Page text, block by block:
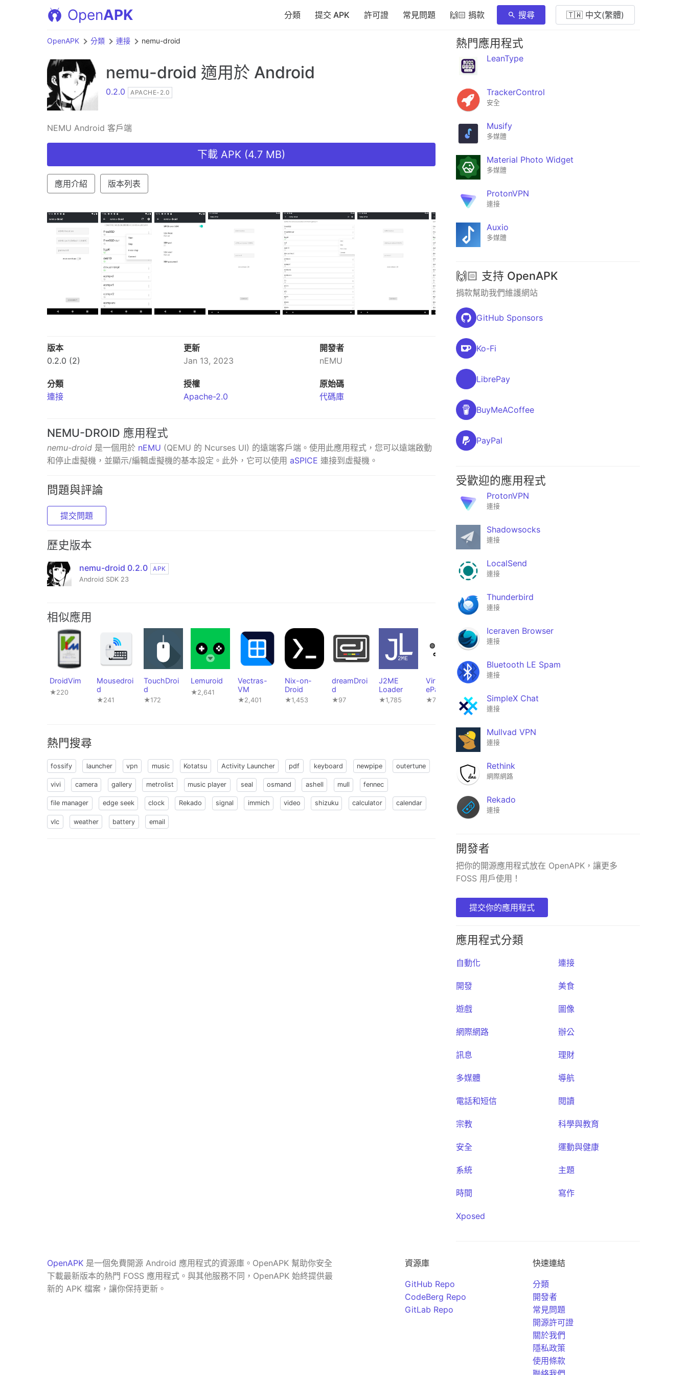
OpenAPK 分類 提交 APK 許可證 常見問題 🙌🏻 捐款 搜尋 🇹🇼 中文(繁體)
OpenAPK 分類 連接 nemu-droid
nemu-droid 適用於 Android
0.2.0 APACHE-2.0
NEMU Android 客戶端
下載 APK (4.7 MB)
應用介紹 版本列表
版本
0.2.0 (2)
更新
Jan 13, 2023
開發者
nEMU
分類
連接
授權
Apache-2.0
原始碼
代碼庫
NEMU-DROID 應用程式
nemu-droid 是一個用於 nEMU (QEMU 的 Ncurses UI) 的遠端客戶端。使用此應用程式，您可以遠端啟動
和停止虛擬機，並顯示/編輯虛擬機的基本設定。此外，它可以使用 aSPICE 連接到虛擬機。
問題與評論
提交問題
歷史版本
nemu-droid 0.2.0
APK
Android SDK 23
相似應用
DroidVim
★220
Mousedroi
d
★241
TouchDroi
d
★172
Lemuroid
★2,641
Vectras-
VM
★2,401
Nix-on-
Droid
★1,453
dreamDroi
d
★97
J2ME
Loader
★1,785
VirtualGam
ePad
Mobile
★76
Android
★27
熱門搜尋
fossify launcher vpn music Kotatsu Activity Launcher pdf keyboard newpipe outertune
vivi camera gallery metrolist music player seal osmand ashell mull fennec
file manager edge seek clock Rekado signal immich video shizuku calculator calendar
vlc weather battery email
熱門應用程式
LeanType
TrackerControl
安全
Musify
多媒體
Material Photo Widget
多媒體
ProtonVPN
連接
Auxio
多媒體
🙌🏻 支持 OpenAPK
捐款幫助我們維護網站
GitHub Sponsors
Ko-Fi
LibrePay
BuyMeACoffee
PayPal
受歡迎的應用程式
ProtonVPN
連接
Shadowsocks
連接
LocalSend
連接
Thunderbird
連接
Iceraven Browser
連接
Bluetooth LE Spam
連接
SimpleX Chat
連接
Mullvad VPN
連接
Rethink
網際網路
Rekado
連接
開發者
把你的開源應用程式放在 OpenAPK，讓更多
FOSS 用戶使用！
提交你的應用程式
應用程式分類
自動化 連接
開發 美食
遊戲 圖像
網際網路 辦公
訊息 理財
多媒體 導航
電話和短信 閱讀
宗教 科學與教育
安全 運動與健康
系統 主題
時間 寫作
Xposed
OpenAPK 是一個免費開源 Android 應用程式的資源庫。OpenAPK 幫助你安全
下載最新版本的熱門 FOSS 應用程式。與其他服務不同，OpenAPK 始終提供最
新的 APK 檔案，讓你保持更新。
資源庫
GitHub Repo
CodeBerg Repo
GitLab Repo
快速連結
分類
開發者
常見問題
開源許可證
關於我們
隱私政策
使用條款